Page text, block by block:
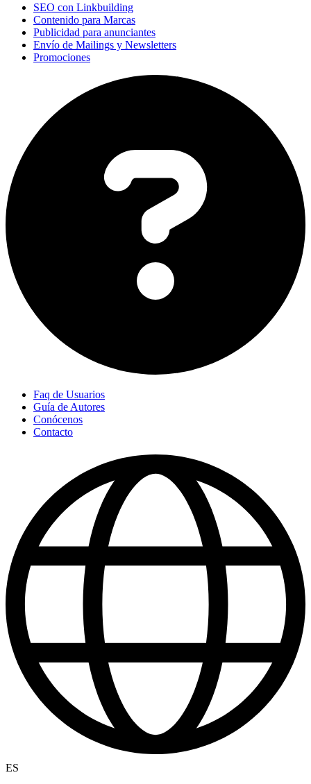
SEO con Linkbuilding
Contenido para Marcas
Publicidad para anunciantes
Envío de Mailings y Newsletters
Promociones
Faq de Usuarios
Guía de Autores
Conócenos
Contacto
ES